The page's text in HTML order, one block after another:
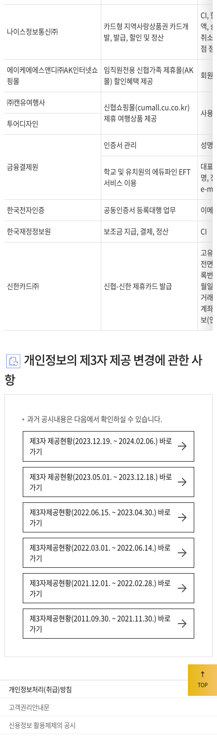
나이스정보통신㈜
카드형 지역사랑상품권 카드개
발, 발급, 할인 및 정산
CI,
액,
취소
점 정
에이케에에스앤디㈜AK인터넷쇼
핑몰
임직원전용 신협가족 제휴몰(AK
몰) 할인혜택 제공
회원
㈜캔유여행사
신협쇼핑몰(cumall.cu.co.kr)
제휴 여행상품 제공
사용
투어디자인
금융결제원
인증서 관리 성명
학교 및 유치원의 에듀파인 EFT
서비스 이용
대표
명,
e-
한국전자인증
공동인증서 등록대행 업무
이메
한국재정정보원
보조금 지급, 결제, 정산 CI
신한카드㈜ 신협-신한 제휴카드 발급
고유
전면
록번
월일
거래
계좌
보(
개인정보의 제3자 제공 변경에 관한 사
항
과거 공시내용은 다음에서 확인하실 수 있습니다.
제3자 제공현황(2023.12.19. ~ 2024.02.06.) 바로
가기
제3자 제공현황(2023.05.01. ~ 2023.12.18.) 바로
가기
제3자제공현황(2022.06.15. ~ 2023.04.30.) 바로
가기
제3자제공현황(2022.03.01. ~ 2022.06.14.) 바로
가기
제3자제공현황(2021.12.01. ~ 2022.02.28.) 바로
가기
제3자제공현황(2011.09.30. ~ 2021.11.30.) 바로
가기
개인정보처리(취급)방침
고객권리안내문
신용정보 활용체제의 공시
TOP